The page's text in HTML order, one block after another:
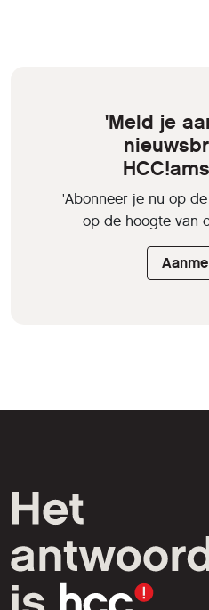
'Meld je
'Abonneer je nu op
op de hoogte van